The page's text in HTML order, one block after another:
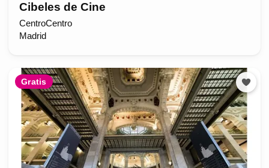
Cibeles de Cine
CentroCentro
Madrid
Gratis